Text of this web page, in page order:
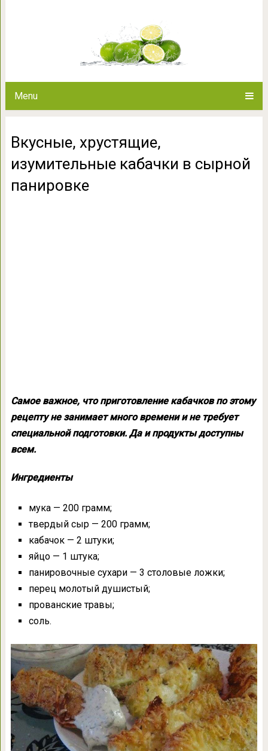
Menu
Вкусные, хрустящие,
изумительные кабачки в сырной
панировке
Самое важное, что приготовление кабачков по этому
рецепту не занимает много времени и не требует
специальной подготовки. Да и продукты доступны
всем.
Ингредиенты
мука — 200 грамм;
твердый сыр — 200 грамм;
кабачок — 2 штуки;
яйцо — 1 штука;
панировочные сухари — 3 столовые ложки;
перец молотый душистый;
прованские травы;
соль.